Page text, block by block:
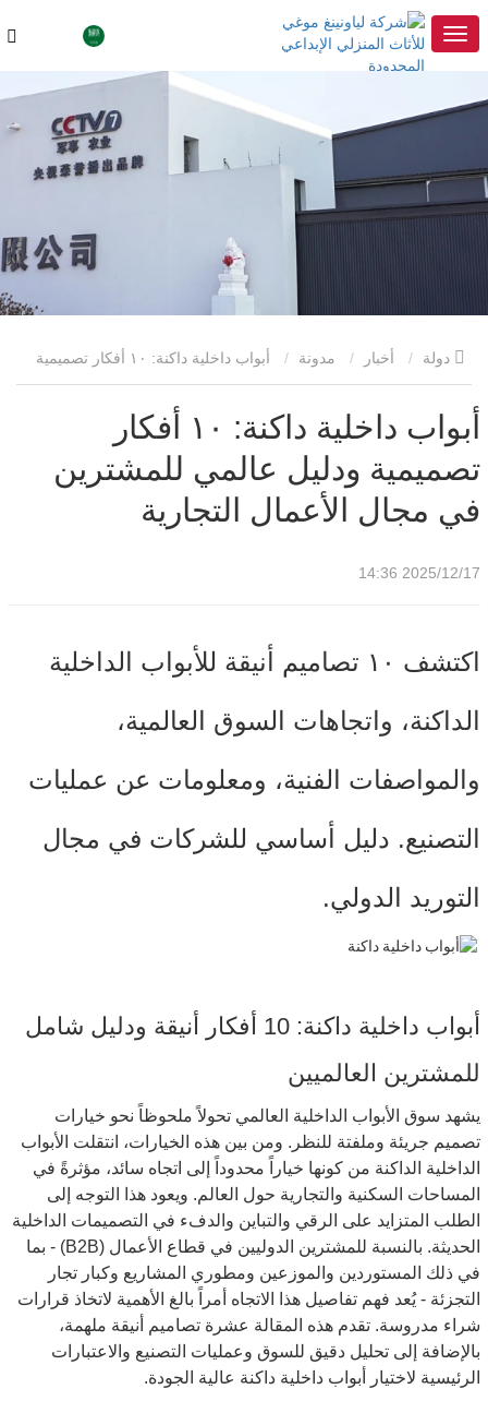
أخبار مدونة أبواب داخلية داكنة: ١٠ أفكار تصميمية
ودليل عالمي للمشترين في مجال الأعمال التجاريةأبواب داخلية داكنة: ١٠ أفكار
تصميمية ودليل عالمي للمشترين
في مجال الأعمال التجارية
2025/12/17 14:36
اكتشف ١٠ تصاميم أنيقة للأبواب الداخلية
الداكنة، واتجاهات السوق العالمية،
والمواصفات الفنية، ومعلومات عن عمليات
التصنيع. دليل أساسي للشركات في مجال
التوريد الدولي.
أبواب داخلية داكنة: 10 أفكار أنيقة ودليل شامل
للمشترين العالميين
يشهد سوق الأبواب الداخلية العالمي تحولاً ملحوظاً نحو خيارات
تصميم جريئة وملفتة للنظر. ومن بين هذه الخيارات، انتقلت الأبواب
الداخلية الداكنة من كونها خياراً محدوداً إلى اتجاه سائد، مؤثرةً في
المساحات السكنية والتجارية حول العالم. ويعود هذا التوجه إلى
الطلب المتزايد على الرقي والتباين والدفء في التصميمات الداخلية
الحديثة. بالنسبة للمشترين الدوليين في قطاع الأعمال (B2B) - بما
في ذلك المستوردين والموزعين ومطوري المشاريع وكبار تجار
التجزئة - يُعد فهم تفاصيل هذا الاتجاه أمراً بالغ الأهمية لاتخاذ قرارات
شراء مدروسة. تقدم هذه المقالة عشرة تصاميم أنيقة ملهمة،
بالإضافة إلى تحليل دقيق للسوق وعمليات التصنيع والاعتبارات
الرئيسية لاختيار أبواب داخلية داكنة عالية الجودة.